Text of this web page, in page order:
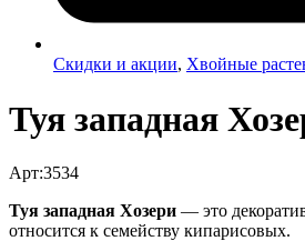
Скидки и акции, Хвойные
Туя западная
Арт:3534
Туя западная Хозери — это
относится к семейству кипарисовых.